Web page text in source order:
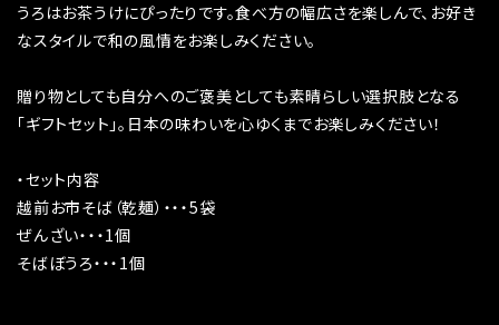
うろはお茶うけにぴったりです。食べ方の幅広さを楽しんで、お好き
なスタイルで和の風情をお楽しみください。
贈り物としても自分へのご褒美としても素晴らしい選択肢となる
「ギフトセット」。日本の味わいを心ゆくまでお楽しみください！
・セット内容
越前お市そば（乾麺）・・・5袋
ぜんざい・・・1個
そばぼうろ・・・1個